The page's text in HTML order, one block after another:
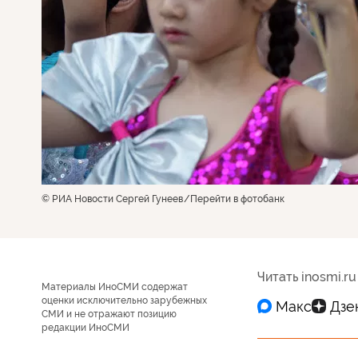
© РИА Новости Сергей Гунеев Перейти в фотобанк
Материалы ИноСМИ содержат
оценки исключительно зарубежных
СМИ и не отражают позицию
редакции ИноСМИ
Читать inosmi.ru